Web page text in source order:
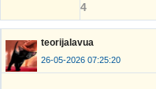
4
teorijalavua
26-05-2026 07:25:20